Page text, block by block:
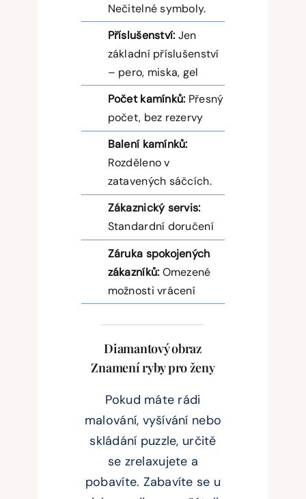
Nečitelné symboly.
Příslušenství: Jen
základní příslušenství
– pero, miska, gel
Počet kamínků: Přesný
počet, bez rezervy
Balení kamínků:
Rozděleno v
zatavených sáčcích.
Zákaznický servis:
Standardní doručení
Záruka spokojených
zákazníků: Omezené
možnosti vrácení
Diamantový obraz
Znamení ryby pro ženy
Pokud máte rádi
malování, vyšívání nebo
skládání puzzle, určitě
se zrelaxujete a
pobavíte. Zabavíte se u